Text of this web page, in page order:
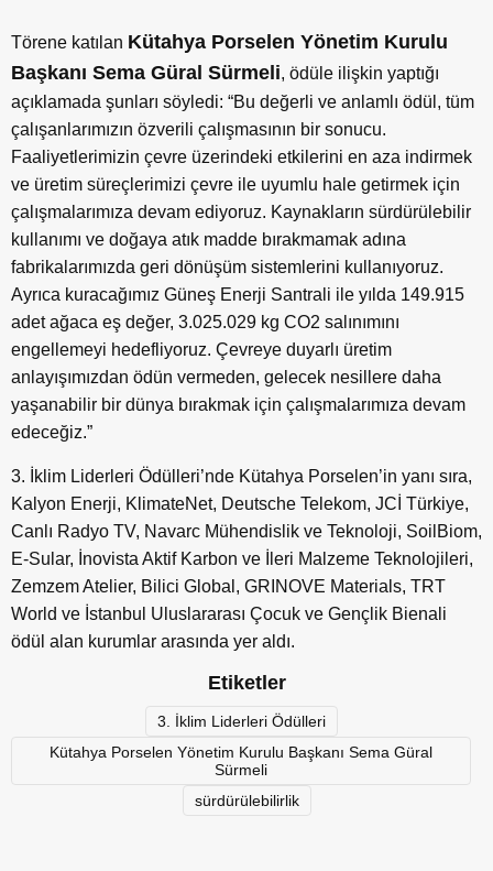
Törene katılan Kütahya Porselen Yönetim Kurulu
Başkanı Sema Güral Sürmeli, ödüle ilişkin yaptığı
açıklamada şunları söyledi: “Bu değerli ve anlamlı ödül, tüm
çalışanlarımızın özverili çalışmasının bir sonucu.
Faaliyetlerimizin çevre üzerindeki etkilerini en aza indirmek
ve üretim süreçlerimizi çevre ile uyumlu hale getirmek için
çalışmalarımıza devam ediyoruz. Kaynakların sürdürülebilir
kullanımı ve doğaya atık madde bırakmamak adına
fabrikalarımızda geri dönüşüm sistemlerini kullanıyoruz.
Ayrıca kuracağımız Güneş Enerji Santrali ile yılda 149.915
adet ağaca eş değer, 3.025.029 kg CO2 salınımını
engellemeyi hedefliyoruz. Çevreye duyarlı üretim
anlayışımızdan ödün vermeden, gelecek nesillere daha
yaşanabilir bir dünya bırakmak için çalışmalarımıza devam
edeceğiz.”
3. İklim Liderleri Ödülleri’nde Kütahya Porselen’in yanı sıra,
Kalyon Enerji, KlimateNet, Deutsche Telekom, JCİ Türkiye,
Canlı Radyo TV, Navarc Mühendislik ve Teknoloji, SoilBiom,
E-Sular, İnovista Aktif Karbon ve İleri Malzeme Teknolojileri,
Zemzem Atelier, Bilici Global, GRINOVE Materials, TRT
World ve İstanbul Uluslararası Çocuk ve Gençlik Bienali
ödül alan kurumlar arasında yer aldı.
Etiketler
3. İklim Liderleri Ödülleri
Kütahya Porselen Yönetim Kurulu Başkanı Sema Güral
Sürmeli
sürdürülebilirlik